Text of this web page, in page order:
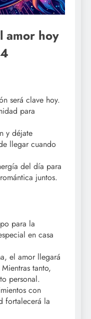
amor hoy
será clave hoy.
para
y déjate
llegar cuando
del día para
juntos.
para la
en casa
el amor llegará
tanto,
personal.
con
fortalecerá la